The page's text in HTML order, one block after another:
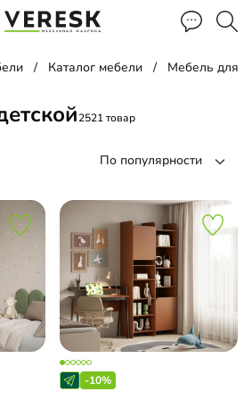
Каталог мебели Мебель для
2521 товар
По популярности
-10%